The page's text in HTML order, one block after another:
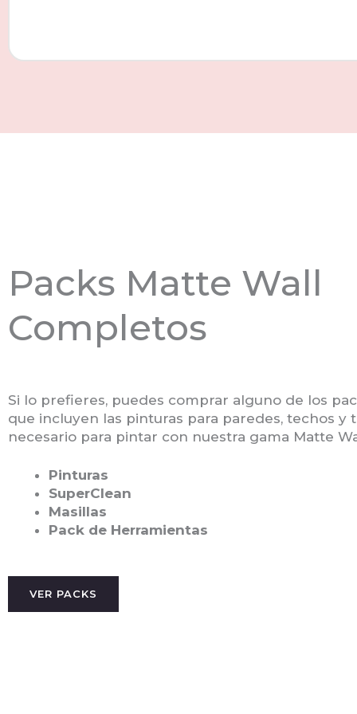
Packs Matte Wall
Completos
Si lo prefieres, puedes comprar alguno de los
que incluyen las pinturas para paredes, techos y
necesario para pintar con nuestra gama Matte
Pinturas
SuperClean
Masillas
Pack de Herramientas
VER PACKS